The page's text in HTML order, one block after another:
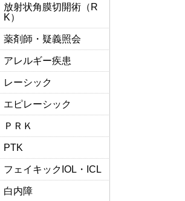
放射状角膜切開術（R
K）
薬剤師・疑義照会
アレルギー疾患
レーシック
エピレーシック
ＰＲＫ
PTK
フェイキックIOL・ICL
白内障